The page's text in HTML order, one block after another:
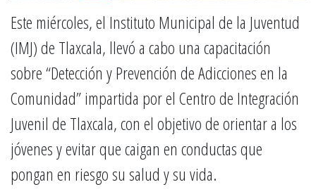
Este miércoles, el Instituto Municipal de la Juventud
(IMJ) de Tlaxcala, llevó a cabo una capacitación
sobre “Detección y Prevención de Adicciones en la
Comunidad” impartida por el Centro de Integración
Juvenil de Tlaxcala, con el objetivo de orientar a los
jóvenes y evitar que caigan en conductas que
pongan en riesgo su salud y su vida.